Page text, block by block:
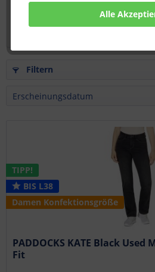
Alle
Paddock’s Kate – feminine
perfektem Sitz, nachhaltiger
Stil. Bequem, modern und
Filtern
TIPP!
BIS L38
Damen Konfektionsgröße
PADDOCKS KATE Black
Fit